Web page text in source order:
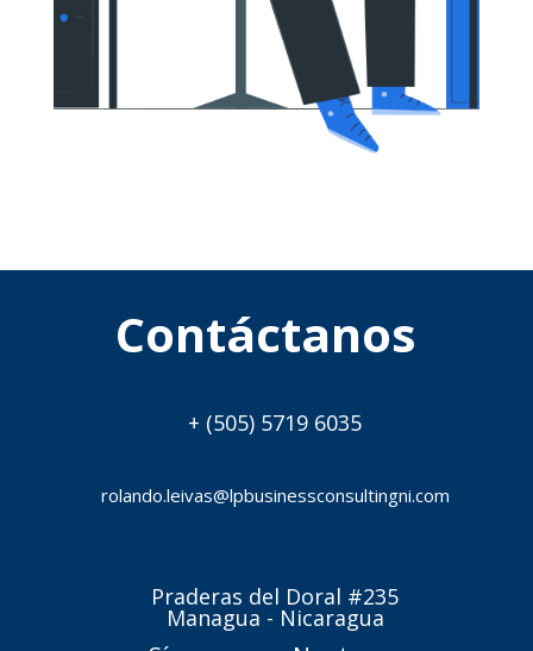
Contáctanos
+ (505) 5719 6035
rolando.leivas@lpbusinessconsultingni.com
Praderas del Doral #235
Managua - Nicaragua